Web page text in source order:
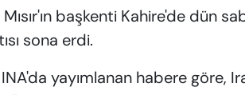
Mısır'ın başkenti Kahire'de dün
sona erdi.
yayımlanan habere göre,